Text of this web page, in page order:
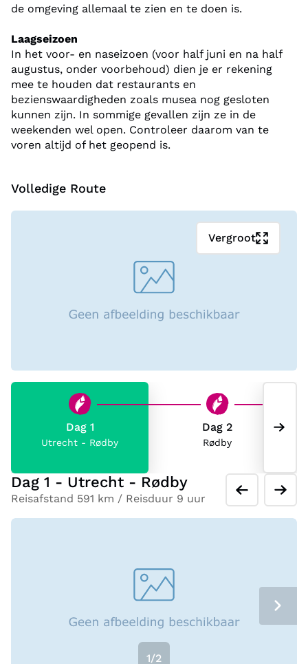
de omgeving allemaal te zien en te doen is.
Laagseizoen
In het voor- en naseizoen (voor half juni en na half
augustus, onder voorbehoud) dien je er rekening
mee te houden dat restaurants en
bezienswaardigheden zoals musea nog gesloten
kunnen zijn. In sommige gevallen zijn ze in de
weekenden wel open. Controleer daarom van te
voren altijd of het geopend is.
Volledige Route
Vergroot
Dag 1
Utrecht - Rødby
Dag 2
Rødby
Dag 1 - Utrecht - Rødby
Reisafstand 591 km / Reisduur 9 uur
1/2